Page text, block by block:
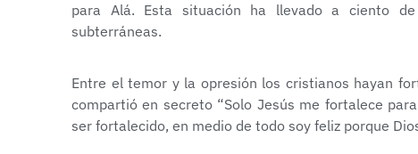
para Alá. Esta situación ha llevado a ciento de
subterráneas.
Entre el temor y la opresión los cristianos hayan
compartió en secreto “Solo Jesús me fortalece
ser fortalecido, en medio de todo soy feliz porque